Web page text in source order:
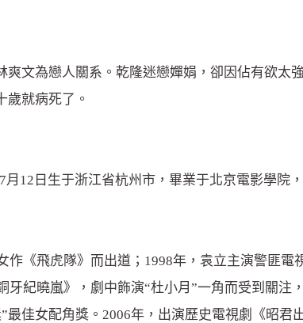
爽文為戀人關系。乾隆迷戀嬋娟，卻因佔有欲
歲就病死了。
12日生于浙江省杭州市，畢業于北京電影學院
作《飛虎隊》而出道；1998年，袁立主演警匪
牙紀曉嵐》，劇中飾演“杜小月”一角而受到關
最佳女配角獎。2006年，出演歷史電視劇《昭